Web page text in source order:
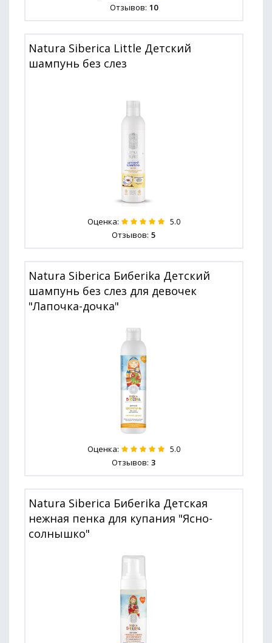
Отзывов: 10
Natura Siberica Little Детский
шампунь без слез
Оценка: 5.0
Отзывов: 5
Natura Siberica Бибerika Детский
шампунь без слез для девочек
"Лапочка-дочка"
Оценка: 5.0
Отзывов: 3
Natura Siberica Бибerika Детская
нежная пенка для купания "Ясно-
солнышко"